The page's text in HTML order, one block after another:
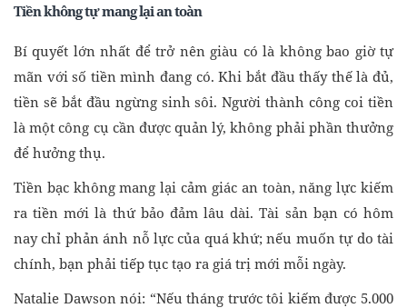
Tiền không tự mang lại an toàn
Bí quyết lớn nhất để trở nên giàu có là không bao giờ tự
mãn với số tiền mình đang có. Khi bắt đầu thấy thế là đủ,
tiền sẽ bắt đầu ngừng sinh sôi. Người thành công coi tiền
là một công cụ cần được quản lý, không phải phần thưởng
để hưởng thụ.
Tiền bạc không mang lại cảm giác an toàn, năng lực kiếm
ra tiền mới là thứ bảo đảm lâu dài. Tài sản bạn có hôm
nay chỉ phản ánh nỗ lực của quá khứ; nếu muốn tự do tài
chính, bạn phải tiếp tục tạo ra giá trị mới mỗi ngày.
Natalie Dawson nói: “Nếu tháng trước tôi kiếm được 5.000